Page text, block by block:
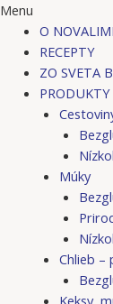
Menu
O
RECEPTY
ZO SVETA
PRODUKTY
Múky
Chlieb –